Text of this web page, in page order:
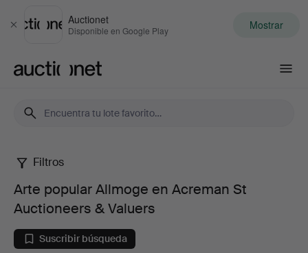
Cerrar
Auctionet
Disponible en Google Play Mostrar
Arte
popular
Allmoge
Filtros
Arte popular Allmoge en Acreman St
Auctioneers & Valuers
Suscribir búsqueda